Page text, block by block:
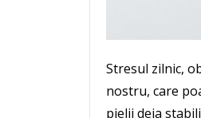
Stresul zilnic,
nostru, care
pielii deja